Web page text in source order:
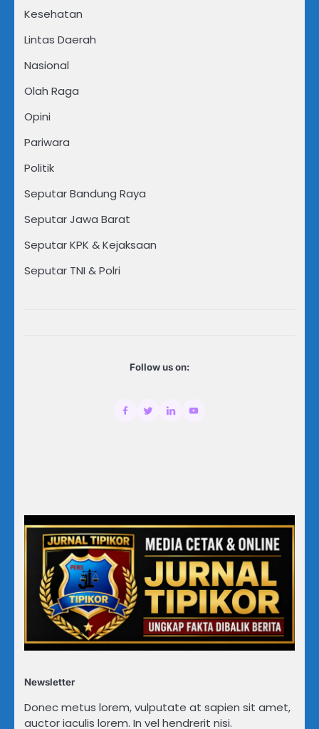
Kesehatan
Lintas Daerah
Nasional
Olah Raga
Opini
Pariwara
Politik
Seputar Bandung Raya
Seputar Jawa Barat
Seputar KPK & Kejaksaan
Seputar TNI & Polri
Follow us on:
Newsletter
Donec metus lorem, vulputate at sapien sit amet,
auctor iaculis lorem. In vel hendrerit nisi.